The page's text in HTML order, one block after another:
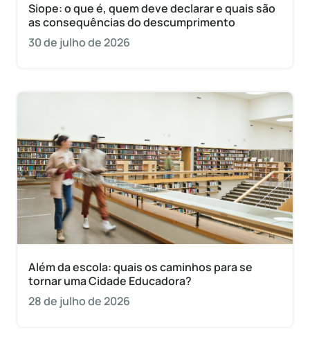
Siope: o que é, quem deve declarar e quais são
as consequências do descumprimento
30 de julho de 2026
Além da escola: quais os caminhos para se
tornar uma Cidade Educadora?
28 de julho de 2026